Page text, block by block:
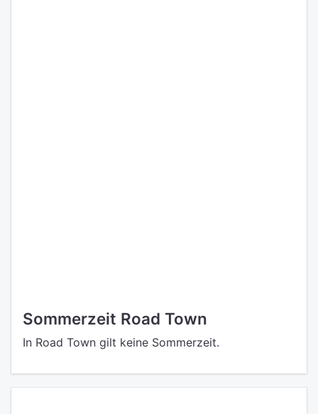
Sommerzeit Road Town
In Road Town gilt keine Sommerzeit.